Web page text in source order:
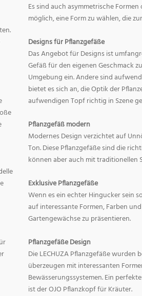
Es sind auch asymmetrische
möglich, eine Form zu wählen, die
Designs für Pflanzgefäße
Das Angebot für Designs ist
Gefäß für den eigenen Geschmack
Umgebung ein. Andere sind
bietet es sich an, die Optik der
aufwendigen Topf richtig in Szene
Pflanzgefäß modern
Modernes Design verzichtet auf
Ton. Diese Pflanzgefäße sind die
können aber auch mit
Exklusive Pflanzgefäße
Wenn es ein echter Hingucker sein
auf interessante Formen, Farben
Gartengewächse zu präsentieren.
Pflanzgefäße Design
Die LECHUZA Pflanzgefäße
überzeugen mit interessanten
Bewässerungssystemen. Ein
ist der OJO Pflanzkopf für Kräuter.